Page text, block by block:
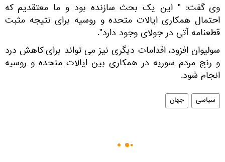
وی گفت: " این یک بحث سازنده بود و ما معتقدیم که
احتمال همکاری ایالات متحده و روسیه برای نتیجه مثبت
قطعنامه آتی در جولای وجود دارد".
سولیوان افزود، اقدامات دیگری نیز می تواند برای کاهش درد
و رنج مردم سوریه در همکاری بین ایالات متحده و روسیه
انجام شود.
سیاسی جهان